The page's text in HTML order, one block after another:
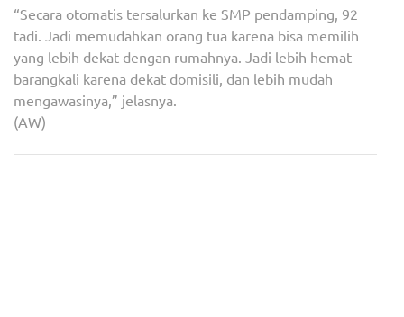
“Secara otomatis tersalurkan ke SMP pendamping, 92
tadi. Jadi memudahkan orang tua karena bisa memilih
yang lebih dekat dengan rumahnya. Jadi lebih hemat
barangkali karena dekat domisili, dan lebih mudah
mengawasinya,” jelasnya.
(AW)